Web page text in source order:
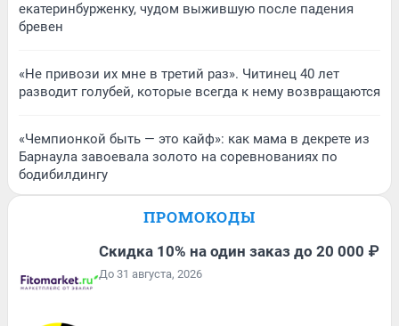
екатеринбурженку, чудом выжившую после падения
бревен
«Не привози их мне в третий раз». Читинец 40 лет
разводит голубей, которые всегда к нему возвращаются
«Чемпионкой быть — это кайф»: как мама в декрете из
Барнаула завоевала золото на соревнованиях по
бодибилдингу
ПРОМОКОДЫ
Скидка 10% на один заказ до 20 000 ₽
До 31 августа, 2026